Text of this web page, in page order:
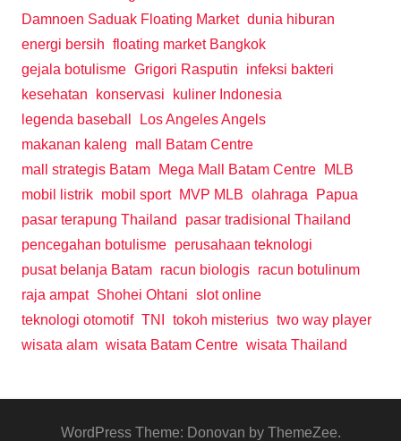
Damnoen Saduak Floating Market dunia hiburan
energi bersih floating market Bangkok
gejala botulisme Grigori Rasputin
infeksi bakteri
kesehatan
konservasi
kuliner Indonesia
legenda baseball
Los Angeles Angels
makanan kaleng
mall Batam Centre
mall strategis Batam
Mega Mall Batam Centre
MLB
mobil listrik mobil sport MVP MLB olahraga
Papua
pasar terapung Thailand
pasar tradisional Thailand
pencegahan botulisme perusahaan teknologi
pusat belanja Batam racun biologis racun botulinum
raja ampat Shohei Ohtani slot online
teknologi otomotif TNI tokoh misterius two way player
wisata alam wisata Batam Centre wisata Thailand
WordPress Theme: Donovan by ThemeZee.